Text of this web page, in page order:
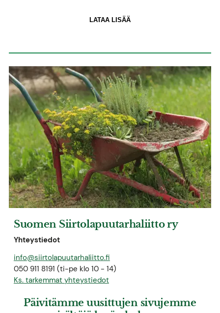
LATAA LISÄÄ
Suomen Siirtolapuutarhaliitto ry
Yhteystiedot
info@siirtolapuutarhaliitto.fi
050 911 8191 (ti-pe klo 10 - 14)
Ks. tarkemmat yhteystiedot
Päivitämme uusittujen sivujemme